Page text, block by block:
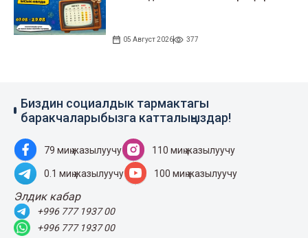
05 Август 2026 377
Биздин социалдык тармактагы
баракчаларыбызга катталыңыздар!
79 миң жазылуучу 110 миң жазылуучу
0.1 миң жазылуучу 100 миң жазылуучу
Элдик кабар
+996 777 1937 00
+996 777 1937 00